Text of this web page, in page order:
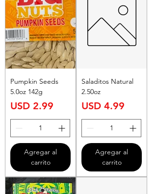
Pumpkin Seeds
5.0oz 142g
Precio
USD 2.99
Agregar al
carrito
Saladitos Natural
2.50oz
Precio
USD 4.99
Agregar al
carrito